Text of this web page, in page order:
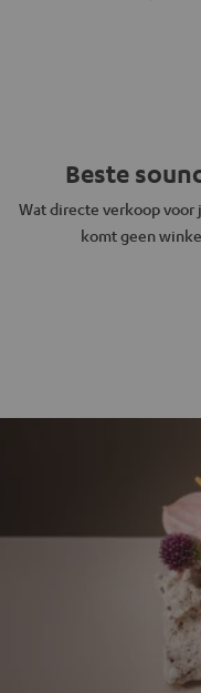
Beste
Wat directe verkoop voor
komt geen